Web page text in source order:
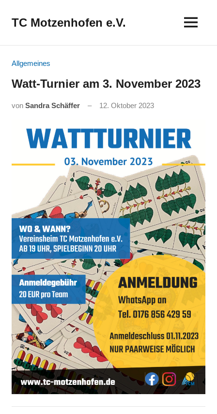
InhaltTC Motzenhofen e.V.
Allgemeines
Watt-Turnier am 3. November 2023
von Sandra Schäffer 12. Oktober 2023